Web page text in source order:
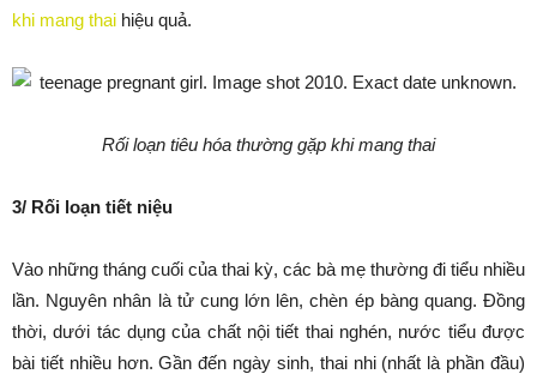
khi mang thai hiệu quả.
Rối loạn tiêu hóa thường gặp khi mang thai
3/ Rối loạn tiết niệu
Vào những tháng cuối của thai kỳ, các bà mẹ thường đi tiểu nhiều
lần. Nguyên nhân là tử cung lớn lên, chèn ép bàng quang. Đồng
thời, dưới tác dụng của chất nội tiết thai nghén, nước tiểu được
bài tiết nhiều hơn. Gần đến ngày sinh, thai nhi (nhất là phần đầu)